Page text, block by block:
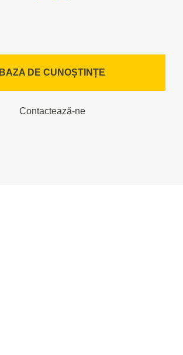
BAZA DE CUNOȘTINȚE
Contactează-ne